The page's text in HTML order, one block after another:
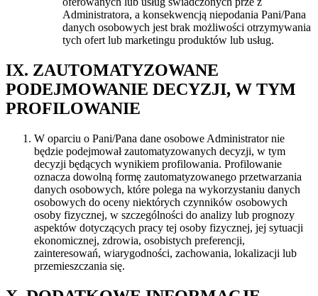
Administratora, a konsekwencją niepodania Pani/Pana
danych osobowych jest brak możliwości otrzymywania
tych ofert lub marketingu produktów lub usług.
IX. ZAUTOMATYZOWANE
PODEJMOWANIE DECYZJI, W TYM
PROFILOWANIE
W oparciu o Pani/Pana dane osobowe Administrator nie
będzie podejmował zautomatyzowanych decyzji, w tym
decyzji będących wynikiem profilowania. Profilowanie
oznacza dowolną formę zautomatyzowanego przetwarzania
danych osobowych, które polega na wykorzystaniu danych
osobowych do oceny niektórych czynników osobowych
osoby fizycznej, w szczególności do analizy lub prognozy
aspektów dotyczących pracy tej osoby fizycznej, jej sytuacji
ekonomicznej, zdrowia, osobistych preferencji,
zainteresowań, wiarygodności, zachowania, lokalizacji lub
przemieszczania się.